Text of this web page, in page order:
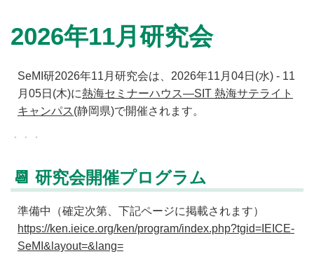
2026年11月研究会
SeMI研2026年11月研究会は、2026年11月04日(水) - 11
月05日(木)に熱海セミナーハウス—SIT 熱海サテライト
キャンパス(静岡県)で開催されます。
📆 研究会開催プログラム
準備中（確定次第、下記ページに掲載されます）
https://ken.ieice.org/ken/program/index.php?tgid=IEICE-
SeMI&layout=&lang=